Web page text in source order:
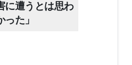
に遭うとは思わ
った」